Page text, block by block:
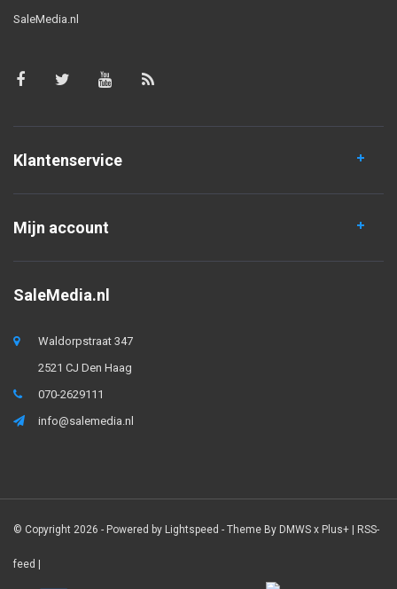
SaleMedia.nl
Klantenservice
Mijn account
SaleMedia.nl
Waldorpstraat 347
2521 CJ Den Haag
070-2629111
info@salemedia.nl
© Copyright 2026 - Powered by Lightspeed - Theme By DMWS x Plus+ | RSS-
feed |